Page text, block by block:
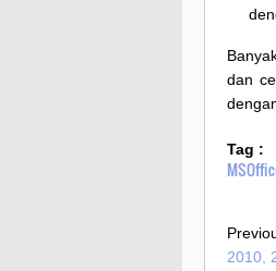
dan
Tag :
2010,